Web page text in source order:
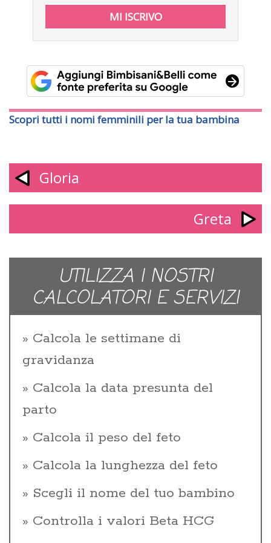
Scopri tutti i nomi femminili per la tua bambina
Gloria
Greta
UTILIZZA I NOSTRI
CALCOLATORI E SERVIZI
Calcola le settimane di
gravidanza
Calcola la data presunta del
parto
Calcola il peso del feto
Calcola la lunghezza del feto
Scegli il nome del tuo bambino
Controlla i valori Beta HCG